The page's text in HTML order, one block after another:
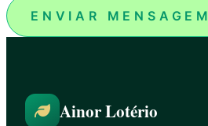
ENVIAR MENSAGEM
Ainor Lotério